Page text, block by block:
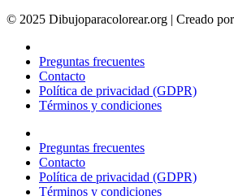
© 2025 Dibujoparacolorear.org | Creado por
Preguntas frecuentes
Contacto
Política de privacidad (GDPR)
Términos y condiciones
Preguntas frecuentes
Contacto
Política de privacidad (GDPR)
Términos y condiciones